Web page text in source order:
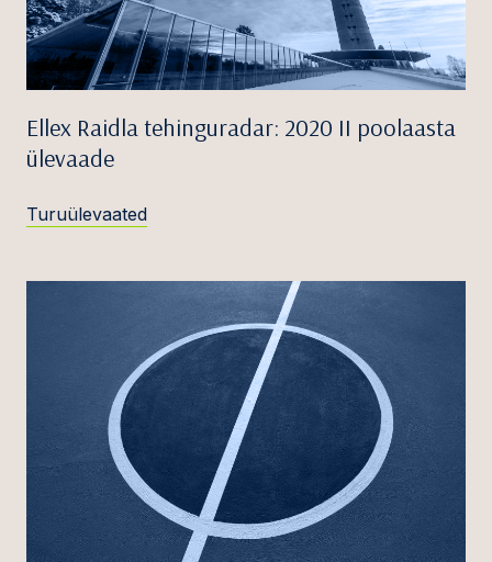
Ellex Raidla tehinguradar: 2020 II poolaasta
ülevaade
Turuülevaated